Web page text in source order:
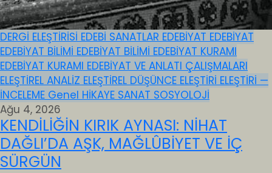
DERGİ ELEŞTİRİSİ EDEBİ SANATLAR EDEBİYAT EDEBİYAT
EDEBİYAT BİLİMİ EDEBİYAT BİLİMİ EDEBİYAT KURAMI
EDEBİYAT KURAMI EDEBİYAT VE ANLATI ÇALIŞMALARI
ELEŞTİREL ANALİZ ELEŞTİREL DÜŞÜNCE ELEŞTİRİ ELEŞTİRİ —
İNCELEME Genel HİKAYE SANAT SOSYOLOJİ
Ağu 4, 2026
KENDİLİĞİN KIRIK AYNASI: NİHAT
DAĞLI’DA AŞK, MAĞLÛBİYET VE İÇ
SÜRGÜN